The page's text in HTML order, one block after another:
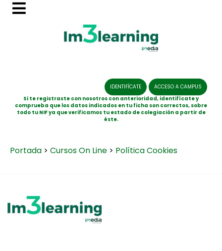
IDENTIFÍCATE
ACCESO A CAMPUS
Si te registraste con nosotros con anterioridad, identifícate y
comprueba que los datos indicados en tu ficha son correctos, sobre
todo tu NIF ya que verificamos tu estado de colegiación a partir de
éste.
Portada > Cursos On Line > Política Cookies